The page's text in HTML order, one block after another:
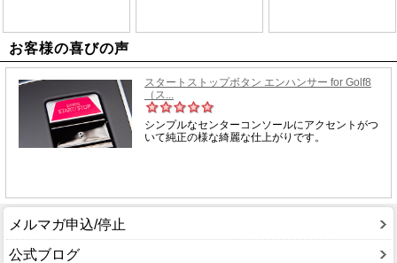
お客様の喜びの声
メルマガ申込/停止
公式ブログ